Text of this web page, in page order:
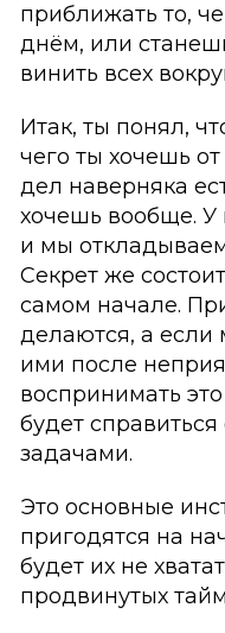
приближать то,
днём, или
винить всех
Итак, ты понял,
чего ты хочешь
дел наверняка
хочешь вообще. У
и мы
Секрет же
самом начале.
делаются, а если
ими после
воспринимать
будет
задачами.
Это основные
пригодятся на
будет их не
продвинутых